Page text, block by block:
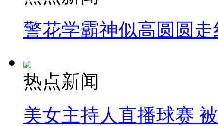
警花学霸神似高圆圆走
热点新闻
美女主持人直播球赛